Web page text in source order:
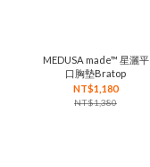
MEDUSA made™ 星灑平
口胸墊Bratop
NT$1,180
NT$1,380